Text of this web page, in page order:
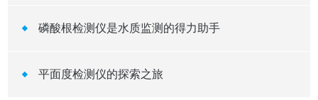
磷酸根检测仪是水质监测的得力助手
平面度检测仪的探索之旅